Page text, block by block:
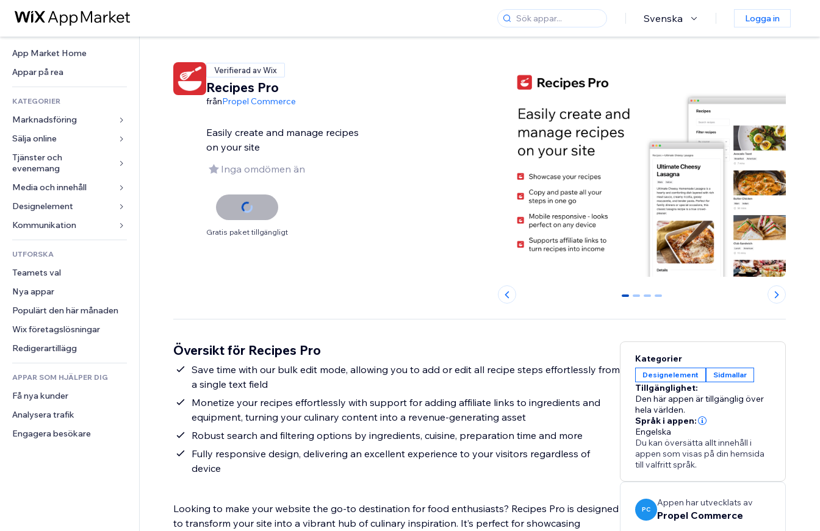
Svenska Logga in
App Market Home
Appar på rea
KATEGORIER
Marknadsföring
Annonser
Mobil
Statistik
Sociala medier
SEO
Interaktioner
Listningar
E-post
Konvertering
Sälja online
Appar för butiker
Frakt och leverans
Sälj-knappar
Onlinekurser
Beställtryck
Redovisning
Kuponger och lojalitet
Lagerlösningar
Dropshipping
Priser och abonnemang
Crowdfunding
Mat och dryck
Tjänster och
evenemang
Hotell
Evenemang
Restauranger
Fastigheter
Bokningar
Media och innehåll
Galleri
Musik
Podcasts
Fotografering
Video
PDF
Fildelning
Nyheter
Designelement
Kartor och navigering
Integritet och säkerhet
Klocka
Sidmallar
Bildeffekter
Knappar och menyer
Banners och märken
Kalkylatorer
Sök
Väder
Diagram och tabeller
Formulär
Undersökningar
Chatt
Kommentarer
Telefon
Community
Omdömen och recensioner
CRM
UTFORSKA
Teamets val
Nya appar
Populärt den här månaden
Wix företagslösningar
Redigerartillägg
APPAR SOM HJÄLPER DIG
Få nya kunder
Analysera trafik
Engagera besökare
Verifierad av Wix
Recipes Pro
frånPropel Commerce
Easily create and manage recipes
on your site
Inga omdömen än
Gratis paket tillgängligt
0 1 2 3
Översikt för Recipes Pro
Save time with our bulk edit mode, allowing you to add or edit all recipe steps effortlessly from
a single text field
Monetize your recipes effortlessly with support for adding affiliate links to ingredients and
equipment, turning your culinary content into a revenue-generating asset
Robust search and filtering options by ingredients, cuisine, preparation time and more
Fully responsive design, delivering an excellent experience to your visitors regardless of
device
Looking to make your website the go-to destination for food enthusiasts? Recipes Pro is designed
to transform your site into a vibrant hub of culinary inspiration. It’s perfect for showcasing
Kategorier
Designelement Sidmallar
Tillgänglighet:
Den här appen är tillgänglig över
hela världen.
Språk i appen:
Engelska
Du kan översätta allt innehåll i
appen som visas på din hemsida
till valfritt språk.
PC
Appen har utvecklats av
Propel Commerce